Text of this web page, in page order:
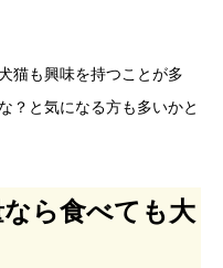
猫も興味を持つことが多
？と気になる方も多いかと
ら食べても大